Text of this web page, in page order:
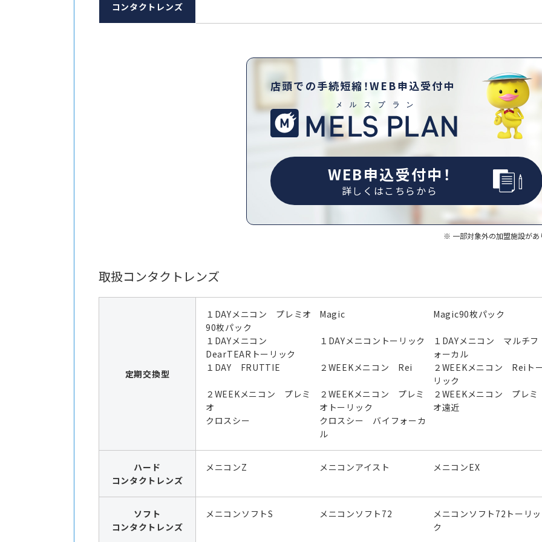
コンタクトレンズ
店頭での手続短縮！WEB申込受付中
WEB申込受付中！
詳しくはこちらから
一部対象外の加盟施設があ
取扱コンタクトレンズ
定期交換型
１DAYメニコン プレミオ
90枚パック
Magic Magic90枚パック
１DAYメニコン
DearTEARトーリック
１DAYメニコントーリック
１DAYメニコン マルチフ
ォーカル
１DAY FRUTTIE
２WEEKメニコン Rei
２WEEKメニコン Reiト
リック
２WEEKメニコン プレミ
オ
２WEEKメニコン プレミ
オトーリック
２WEEKメニコン プレミ
オ遠近
クロスシー
クロスシー バイフォーカ
ル
ハード
コンタクトレンズ
メニコンZ メニコンアイスト メニコンEX
ソフト
コンタクトレンズ
メニコンソフトS メニコンソフト72
メニコンソフト72トーリッ
ク